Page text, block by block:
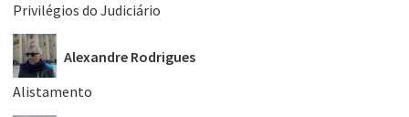
Privilégios do Judiciário
Alexandre Rodrigues
Alistamento